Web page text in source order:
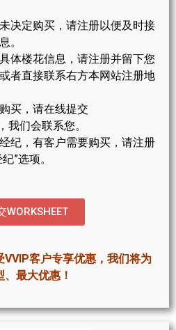
决定购买，请注册以便及时接
。
体楼花信息，请注册并留下您
者直接联系右方本网站注册地
买，请在线提交
我们会联系您。
纪，有客户需要购买，请注册
”选项。
WORKSHEET
客户专享优惠，我们将为
最大优惠！